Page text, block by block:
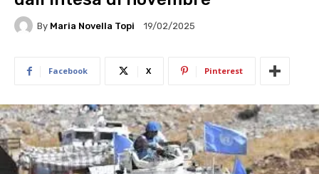
By Maria Novella Topi 19/02/2025
Facebook X Pinterest